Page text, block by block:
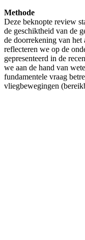
Methode
Deze beknopte review
de geschiktheid van de
de doorrekening van het
reflecteren we op de
gepresenteerd in de
we aan de hand van
fundamentele vraag
vliegbewegingen